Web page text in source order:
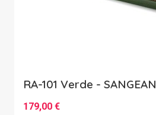
RA-101 Verde - SANGEAN
179,00 €